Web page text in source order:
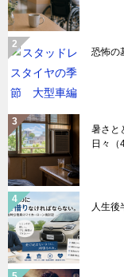
恐怖の
暑さと
日々
人生